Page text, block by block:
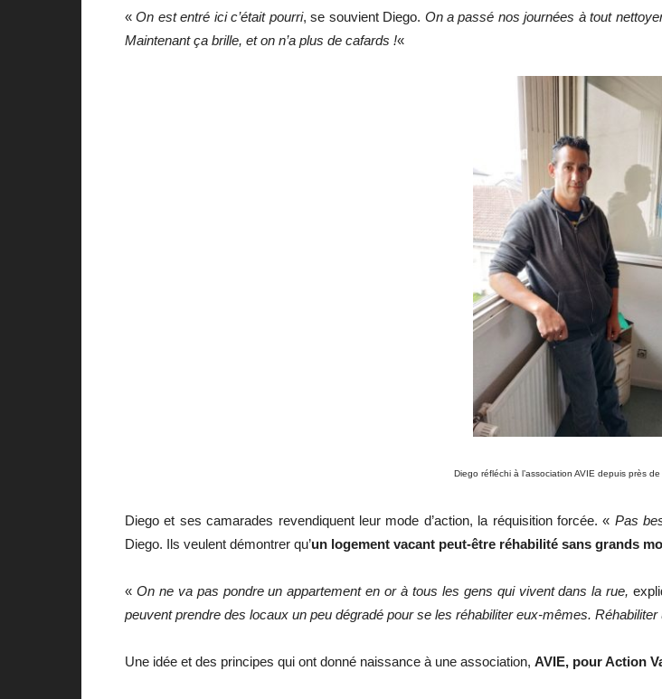
«On est entré ici c’était pourri, se souvient Diego. On a passé nos journées à tout
Maintenant ça brille, et on n’a plus de cafards !«
Diego réfléchi à l’association AVIE depuis près
Diego et ses camarades revendiquent leur mode d’action, la réquisition forcée. « Pas
Diego. Ils veulent démontrer qu’un logement vacant peut-être réhabilité sans grands
« On ne va pas pondre un appartement en or à tous les gens qui vivent dans la rue,
peuvent prendre des locaux un peu dégradé pour se les réhabiliter eux-mêmes.
Une idée et des principes qui ont donné naissance à une association, AVIE, pour Action